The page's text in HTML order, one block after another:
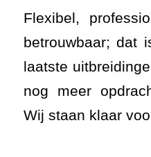
Flexibel,
betrouwbaar; dat
laatste
nog meer
Wij staan klaar